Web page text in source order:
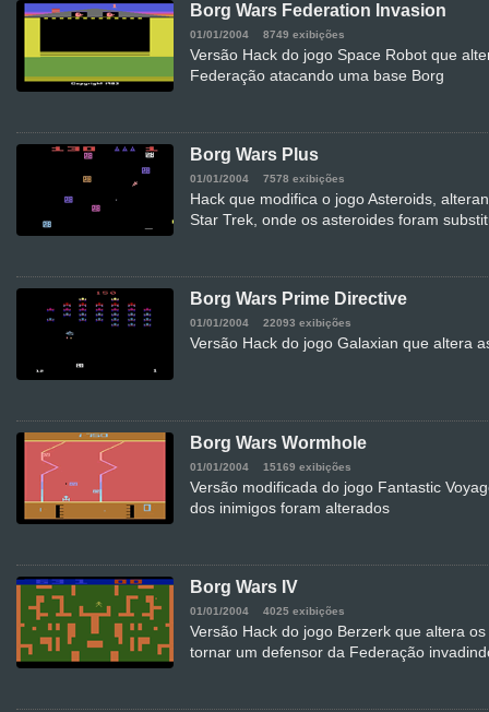
Borg Wars Federation Invasion
01/01/2004 8749 exibições
Versão Hack do jogo Space Robot que
Federação atacando uma base Borg
Borg Wars Plus
01/01/2004 7578 exibições
Hack que modifica o jogo Asteroids,
Star Trek, onde os asteroides foram
Borg Wars Prime Directive
01/01/2004 22093 exibições
Versão Hack do jogo Galaxian que altera
Borg Wars Wormhole
01/01/2004 15169 exibições
Versão modificada do jogo Fantastic
dos inimigos foram alterados
Borg Wars IV
01/01/2004 4025 exibições
Versão Hack do jogo Berzerk que altera
tornar um defensor da Federação